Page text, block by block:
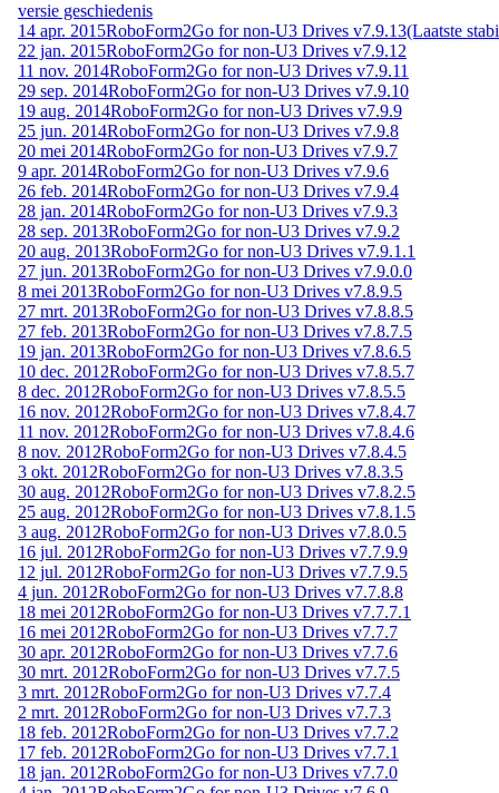
versie geschiedenis
14 apr. 2015RoboForm2Go for non-U3 Drives v7.9.13(Laatste
22 jan. 2015RoboForm2Go for non-U3 Drives v7.9.12
11 nov. 2014RoboForm2Go for non-U3 Drives v7.9.11
29 sep. 2014RoboForm2Go for non-U3 Drives v7.9.10
19 aug. 2014RoboForm2Go for non-U3 Drives v7.9.9
25 jun. 2014RoboForm2Go for non-U3 Drives v7.9.8
20 mei 2014RoboForm2Go for non-U3 Drives v7.9.7
9 apr. 2014RoboForm2Go for non-U3 Drives v7.9.6
26 feb. 2014RoboForm2Go for non-U3 Drives v7.9.4
28 jan. 2014RoboForm2Go for non-U3 Drives v7.9.3
28 sep. 2013RoboForm2Go for non-U3 Drives v7.9.2
20 aug. 2013RoboForm2Go for non-U3 Drives v7.9.1.1
27 jun. 2013RoboForm2Go for non-U3 Drives v7.9.0.0
8 mei 2013RoboForm2Go for non-U3 Drives v7.8.9.5
27 mrt. 2013RoboForm2Go for non-U3 Drives v7.8.8.5
27 feb. 2013RoboForm2Go for non-U3 Drives v7.8.7.5
19 jan. 2013RoboForm2Go for non-U3 Drives v7.8.6.5
10 dec. 2012RoboForm2Go for non-U3 Drives v7.8.5.7
8 dec. 2012RoboForm2Go for non-U3 Drives v7.8.5.5
16 nov. 2012RoboForm2Go for non-U3 Drives v7.8.4.7
11 nov. 2012RoboForm2Go for non-U3 Drives v7.8.4.6
8 nov. 2012RoboForm2Go for non-U3 Drives v7.8.4.5
3 okt. 2012RoboForm2Go for non-U3 Drives v7.8.3.5
30 aug. 2012RoboForm2Go for non-U3 Drives v7.8.2.5
25 aug. 2012RoboForm2Go for non-U3 Drives v7.8.1.5
3 aug. 2012RoboForm2Go for non-U3 Drives v7.8.0.5
16 jul. 2012RoboForm2Go for non-U3 Drives v7.7.9.9
12 jul. 2012RoboForm2Go for non-U3 Drives v7.7.9.5
4 jun. 2012RoboForm2Go for non-U3 Drives v7.7.8.8
18 mei 2012RoboForm2Go for non-U3 Drives v7.7.7.1
16 mei 2012RoboForm2Go for non-U3 Drives v7.7.7
30 apr. 2012RoboForm2Go for non-U3 Drives v7.7.6
30 mrt. 2012RoboForm2Go for non-U3 Drives v7.7.5
3 mrt. 2012RoboForm2Go for non-U3 Drives v7.7.4
2 mrt. 2012RoboForm2Go for non-U3 Drives v7.7.3
18 feb. 2012RoboForm2Go for non-U3 Drives v7.7.2
17 feb. 2012RoboForm2Go for non-U3 Drives v7.7.1
18 jan. 2012RoboForm2Go for non-U3 Drives v7.7.0